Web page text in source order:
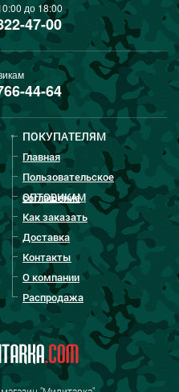
до 18:00
47-00
44-64
ПОКУПАТЕЛЯМ
Главная
Пользовательское
соглашение
ОПТОВИКАМ
Как заказать
Доставка
Контакты
О компании
Распродажа